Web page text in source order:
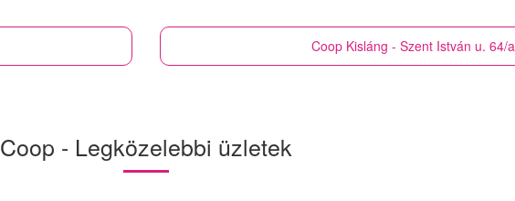
Coop Kisláng - Szent István u. 64/a
Coop - Legközelebbi üzletek